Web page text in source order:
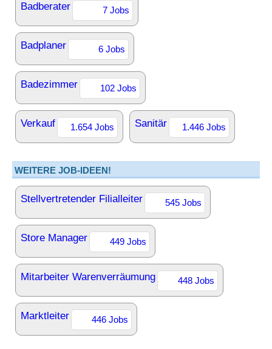
Badberater 7 Jobs
Badplaner 6 Jobs
Badezimmer 102 Jobs
Verkauf 1.654 Jobs Sanitär 1.446 Jobs
WEITERE JOB-IDEEN!
Stellvertretender Filialleiter 545 Jobs
Store Manager 449 Jobs
Mitarbeiter Warenverräumung 448 Jobs
Marktleiter 446 Jobs